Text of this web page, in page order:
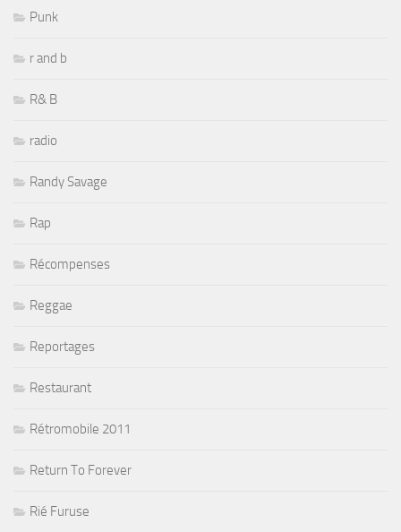
Punk
r and b
R& B
radio
Randy Savage
Rap
Récompenses
Reggae
Reportages
Restaurant
Rétromobile 2011
Return To Forever
Rié Furuse